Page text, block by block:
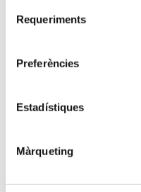
Requeriments
Preferències
Estadístiques
Màrqueting
Si no eres
¿Quieres asociarte
mejores tarifas a las